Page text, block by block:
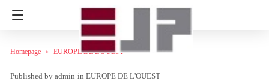
Homepage EUROPE DE L'OUEST
admin in EUROPE DE L'OUEST